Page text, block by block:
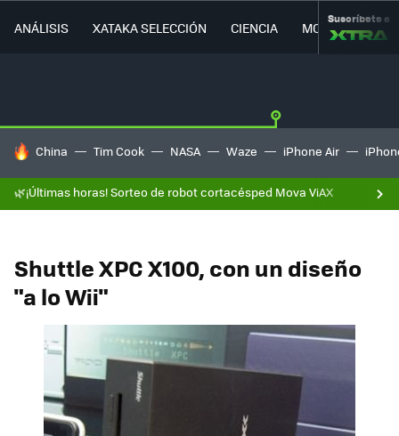
ANÁLISIS XATAKA SELECCIÓN CIENCIA MOVILIDAD
Suscríbete a
HOY SE HABLA DE
China Tim Cook NASA Waze iPhone Air
🌿¡Últimas horas! Sorteo de robot cortacésped Mova ViAX
Shuttle XPC X100, con un diseño
"a lo Wii"